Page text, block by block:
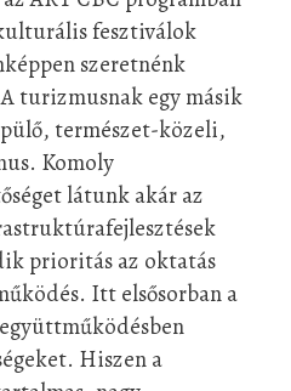
fesztiválok
szeretnénk
turizmusnak egy másik
természet-közeli,
Komoly
látunk akár az
prioritás az oktatás
Itt elsősorban a
Hiszen a